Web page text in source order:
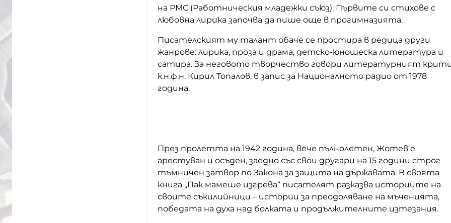
на РМС (Работническия младежки съюз). Първите си стихове с
любовна лирика започва да пише още в прогимназията.
Писателският му талант обаче се простира в редица други
жанрове: лирика, проза и драма, детско-юношеска литература и
сатира. За неговото творчество говори литературният
к.н.ф.н. Кирил Топалов, в запис за Националното радио от 1978
година.
През пролетта на 1942 година, вече пълнолетен, Жотев е
арестуван и осъден, заедно със свои другари на 15 години строг
тъмничен затвор по Закона за защита на държавата. В своята
книга „Пак мамеше изгрева“ писателят разказва историите на
своите съкилийници – истории за преодоляване на мъченията,
победата на духа над болката и продължителните изтезания.